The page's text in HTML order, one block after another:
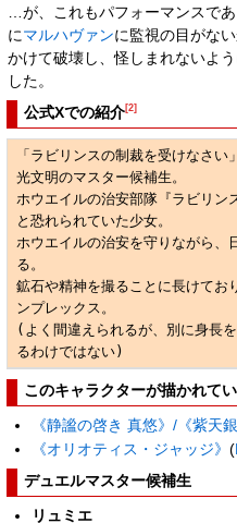
…が、これもパフォーマンスで
にマルハヴァンに監視の目がな
かけて破壊し、怪しまれないよ
した。
公式Xでの紹介[2]
「ラビリンスの制裁を受けなさい」​
光文明のマスター候補生。
ホウエイルの治安部隊『ラビリン
と恐れられていた少女。
ホウエイルの治安を守りながら、
る。
鉱石や精神を撮ることに長けてお
ンプレックス。
(よく間違えられるが、別に身長
るわけではない)
このキャラクターが描かれて
《静謐の啓き 真悠》/《紫天
《オリオティス・ジャッジ》(
デュエルマスター候補生
リュミエ